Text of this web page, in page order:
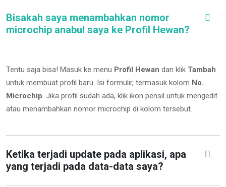
Bisakah saya menambahkan nomor
microchip anabul saya ke Profil Hewan?
Tentu saja bisa! Masuk ke menu Profil Hewan dan klik Tambah
untuk membuat profil baru. Isi formulir, termasuk kolom No.
Microchip. Jika profil sudah ada, klik ikon pensil untuk mengedit
atau menambahkan nomor microchip di kolom tersebut.
Ketika terjadi update pada aplikasi, apa
yang terjadi pada data-data saya?